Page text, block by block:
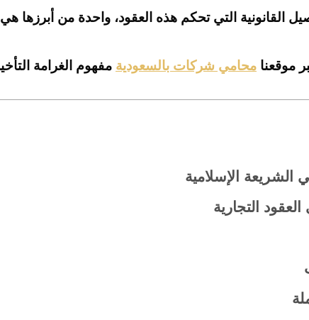
القانونية التي تحكم هذه العقود، واحدة من أبرزها هي
موقعنا محامي شركات بالسعودية مفهوم الغرامة
الشريعة الإسلامية
العقود التجارية